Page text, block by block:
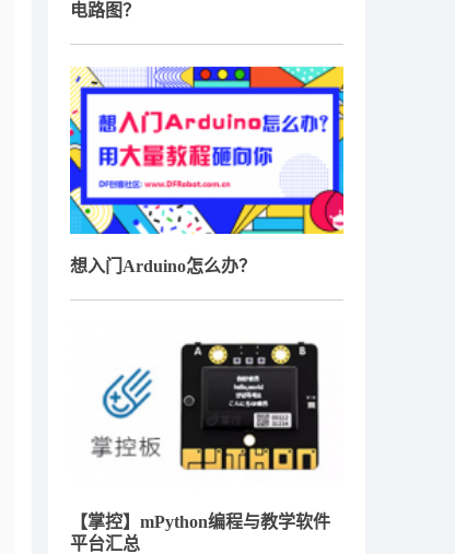
电路图？
想入门Arduino怎么办？
【掌控】mPython编程与教学软件
平台汇总